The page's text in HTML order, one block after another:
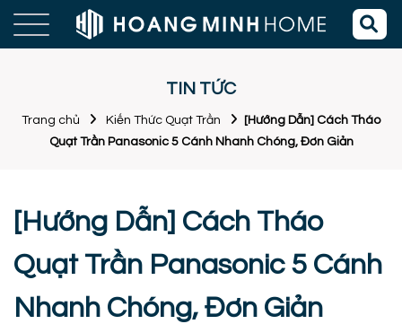
TIN TỨC
Trang chủ Kiến Thức Quạt Trần
[Hướng Dẫn] Cách Tháo
Quạt Trần Panasonic 5 Cánh Nhanh Chóng, Đơn Giản
[Hướng Dẫn] Cách Tháo
Quạt Trần Panasonic 5 Cánh
Nhanh Chóng, Đơn Giản